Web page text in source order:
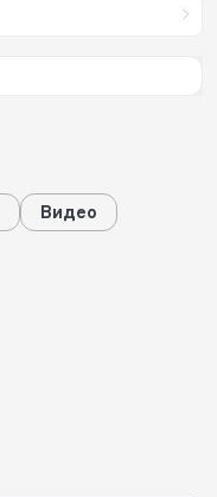
Видео